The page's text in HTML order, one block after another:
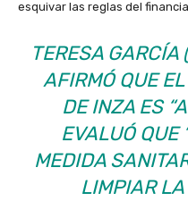
esquivar las reglas del
TERESA GARCÍA
AFIRMÓ QUE
DE INZA ES
EVALUÓ QUE
MEDIDA
LIMPIAR